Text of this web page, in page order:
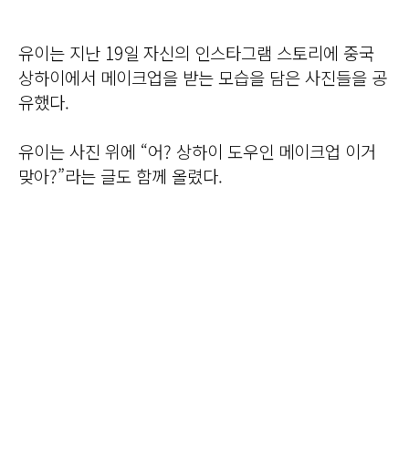
유이는 지난 19일 자신의 인스타그램 스토리에 중국
상하이에서 메이크업을 받는 모습을 담은 사진들을 공
유했다.
유이는 사진 위에 “어? 상하이 도우인 메이크업 이거
맞아?”라는 글도 함께 올렸다.